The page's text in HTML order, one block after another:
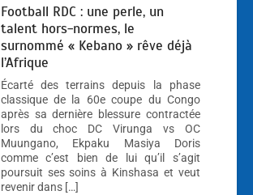
Football RDC : une perle, un
talent hors-normes, le
surnommé « Kebano » rêve déjà
l’Afrique
Écarté des terrains depuis la phase
classique de la 60e coupe du Congo
après sa dernière blessure contractée
lors du choc DC Virunga vs OC
Muungano, Ekpaku Masiya Doris
comme c’est bien de lui qu’il s’agit
poursuit ses soins à Kinshasa et veut
revenir dans […]